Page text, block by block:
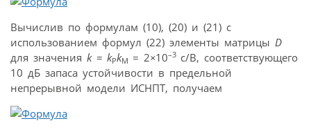
Вычислив по формулам (10), (20) и (21) с
использованием формул (22) элементы матрицы D
для значения k = kPkM = 2×10–3 c/B, соответствующего
10 дБ запаса устойчивости в предельной
непрерывной модели ИСНПТ, получаем